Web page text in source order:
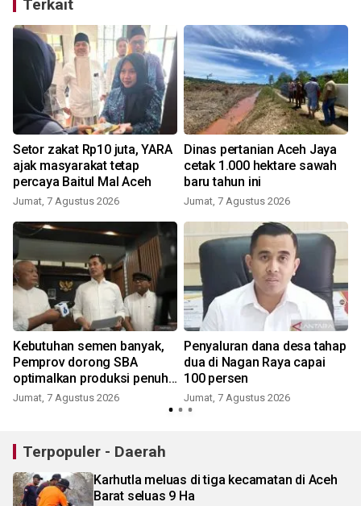
Terkait
Setor zakat Rp10 juta, YARA
ajak masyarakat tetap
percaya Baitul Mal Aceh
Jumat, 7 Agustus 2026
Dinas pertanian Aceh Jaya
cetak 1.000 hektare sawah
baru tahun ini
Jumat, 7 Agustus 2026
Kebutuhan semen banyak,
Pemprov dorong SBA
optimalkan produksi penuhi
kebutuhan Aceh
Jumat, 7 Agustus 2026
Penyaluran dana desa tahap
dua di Nagan Raya capai
100 persen
Jumat, 7 Agustus 2026
Terpopuler - Daerah
Karhutla meluas di tiga kecamatan di Aceh
Barat seluas 9 Ha